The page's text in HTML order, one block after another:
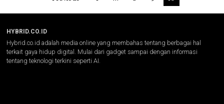
HYBRID.CO.ID
Hybrid.co.id adalah media online yang membahas tentang berbagai hal
terkait gaya hidup digital. Mulai dari gadget sampai dengan informasi
tentang teknologi terkini seperti AI.